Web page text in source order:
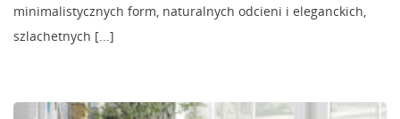
minimalistycznych form, naturalnych odcieni i eleganckich,
szlachetnych [...]